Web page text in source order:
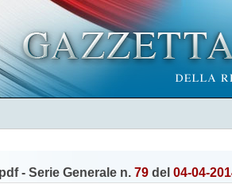
- Serie Generale n. 79 del 04-04-